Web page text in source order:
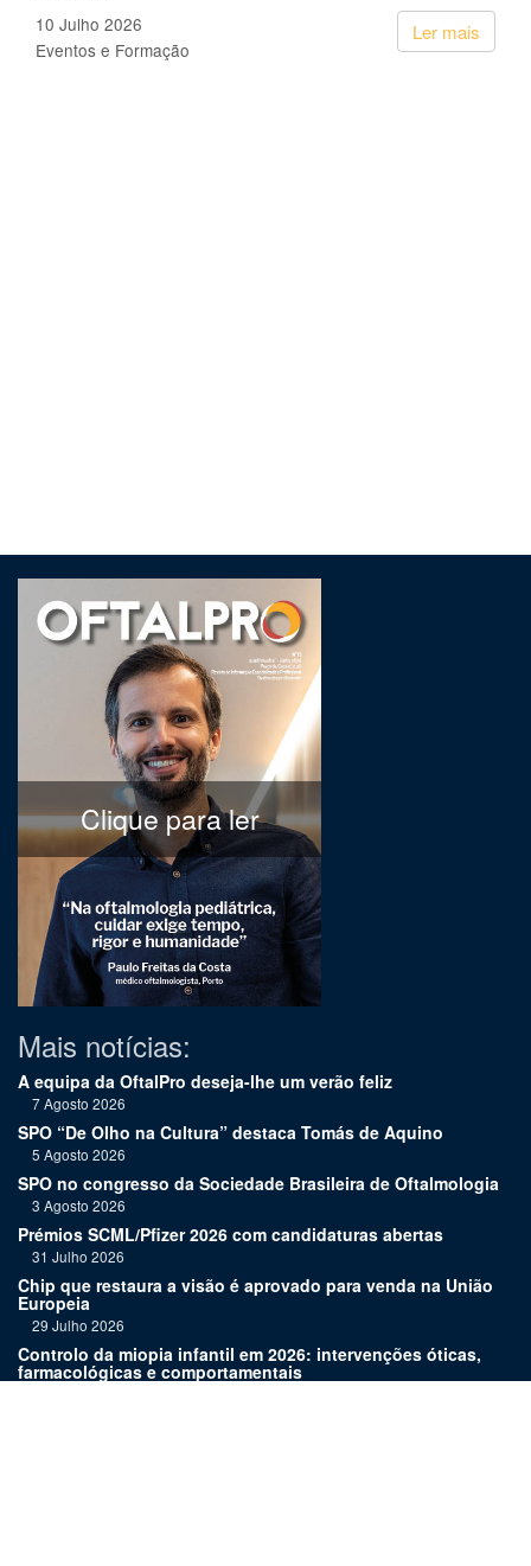
Ler mais
10 Julho 2026
Eventos e Formação
Clique para ler
Mais notícias:
A equipa da OftalPro deseja-lhe um verão feliz
7 Agosto 2026
SPO “De Olho na Cultura” destaca Tomás de Aquino
5 Agosto 2026
SPO no congresso da Sociedade Brasileira de Oftalmologia
3 Agosto 2026
Prémios SCML/Pfizer 2026 com candidaturas abertas
31 Julho 2026
Chip que restaura a visão é aprovado para venda na União
Europeia
29 Julho 2026
Controlo da miopia infantil em 2026: intervenções óticas,
farmacológicas e comportamentais